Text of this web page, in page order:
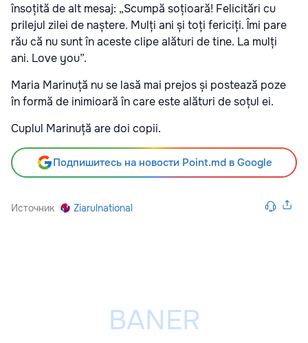
însoțită de alt mesaj: „Scumpă soțioară! Felicitări cu
prilejul zilei de naștere. Mulți ani și toți fericiți. Îmi pare
rău că nu sunt în aceste clipe alături de tine. La mulți
ani. Love you”.
Maria Marinuță nu se lasă mai prejos și postează poze
în formă de inimioară în care este alături de soțul ei.
Cuplul Marinuță are doi copii.
Подпишитесь на новости Point.md в Google
Источник Ziarulnational